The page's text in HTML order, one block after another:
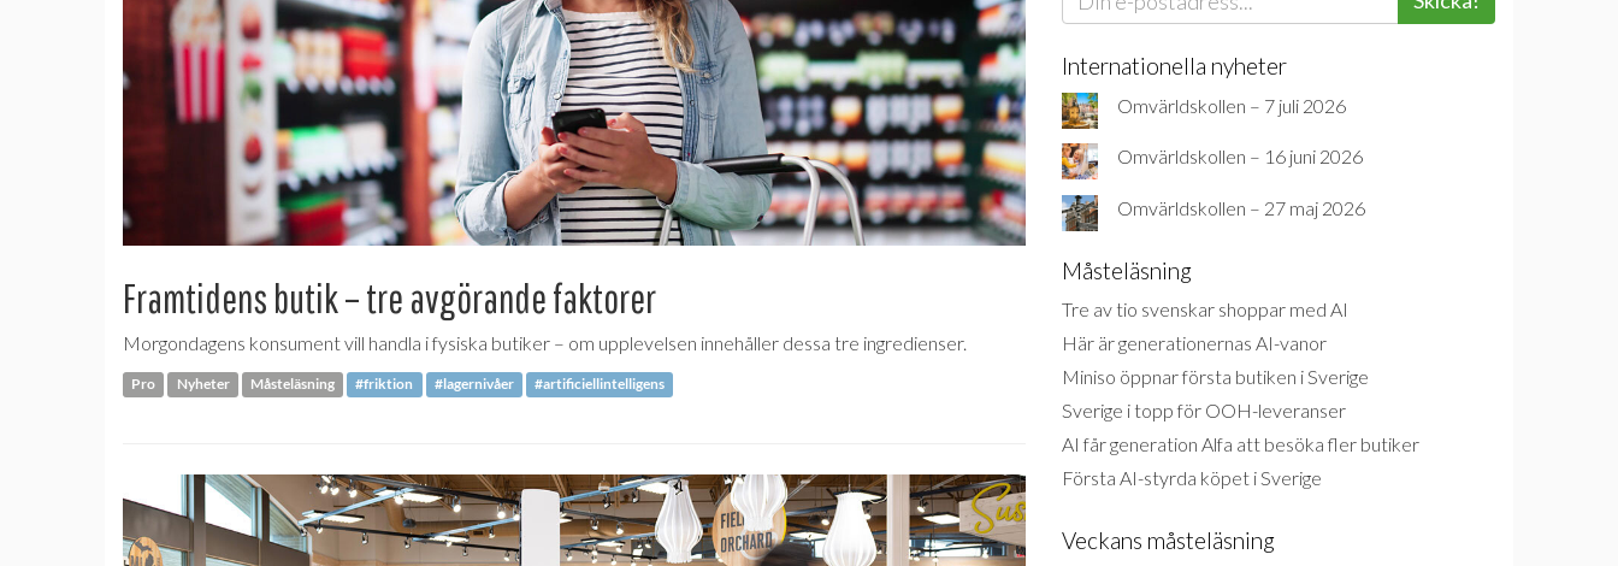
Framtidens butik – tre avgörande faktorer
Morgondagens konsument vill handla i fysiska butiker – om upplevelsen innehåller dessa tre ingredienser.
Pro Nyheter Måsteläsning #friktion #lagernivåer #artificiellintelligens
Internationella nyheter
Omvärldskollen – 7 juli 2026
Omvärldskollen – 16 juni 2026
Omvärldskollen – 27 maj 2026
Måsteläsning
Tre av tio svenskar shoppar med AI
Här är generationernas AI-vanor
Miniso öppnar första butiken i Sverige
Sverige i topp för OOH-leveranser
AI får generation Alfa att besöka fler butiker
Första AI-styrda köpet i Sverige
Veckans måsteläsning